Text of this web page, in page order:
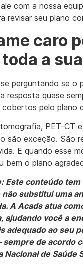
com a nossa
revisar seu plano
caro
a
perguntando se o
a resposta quase
pelo plano
PET-CT
são exceção. São
E quando esse
bem o plano
Este conteúdo tem
substitui uma
A Acads atua
ajudando você a
adequado ao seu
de acordo
Nacional de Saúde